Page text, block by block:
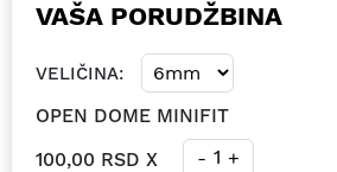
VAŠA PORUDŽBINA
VELIČINA:
OPEN DOME MINIFIT
100,00 RSD X
- 1 +